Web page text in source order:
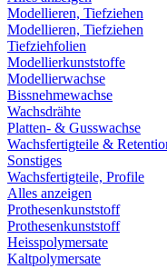
Modellieren, Tiefziehen
Modellieren, Tiefziehen
Tiefziehfolien
Modellierkunststoffe
Modellierwachse
Bissnehmewachse
Wachsdrähte
Platten- & Gusswachse
Wachsfertigteile &
Sonstiges
Wachsfertigteile, Profile
Alles anzeigen
Prothesenkunststoff
Prothesenkunststoff
Heisspolymersate
Kaltpolymersate